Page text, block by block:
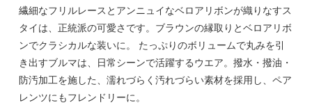
繊細なフリルレースとアンニュイなベロアリボンが織りなすス
タイは、正統派の可愛さです。ブラウンの縁取りとベロアリボ
ンでクラシカルな装いに。 たっぷりのボリュームで丸みを引
き出すブルマは、日常シーンで活躍するウエア。撥水・撥油・
防汚加工を施した、濡れづらく汚れづらい素材を採用し、ペア
レンツにもフレンドリーに。